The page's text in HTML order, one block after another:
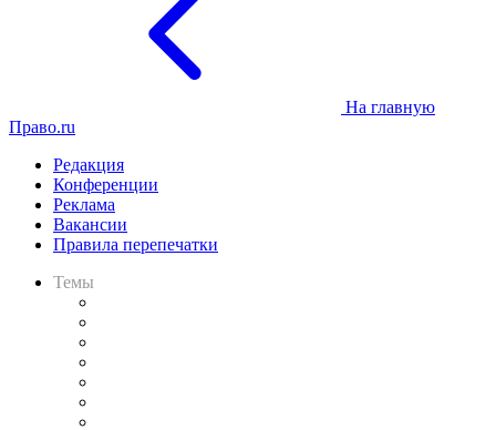
На главную
Право.ru
Редакция
Конференции
Реклама
Вакансии
Правила перепечатки
Темы